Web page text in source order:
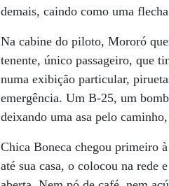
demais, caindo como uma
Na cabine do piloto, Mororó
tenente, único passageiro, que
numa exibição particular,
emergência. Um B-25, um
deixando uma asa pelo
Chica Boneca chegou primeiro
até sua casa, o colocou na rede